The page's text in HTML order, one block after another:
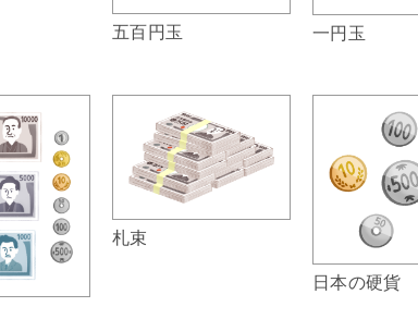
五百円玉 一円玉
札束
日本の硬貨